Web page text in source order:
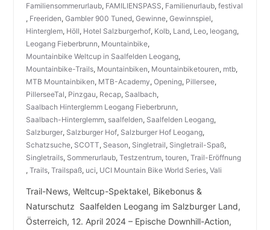
Familiensommerurlaub, FAMILIENSPASS, Familienurlaub, festival
, Freeriden, Gambler 900 Tuned, Gewinne, Gewinnspiel,
Hinterglem, Höll, Hotel Salzburgerhof, Kolb, Land, Leo, leogang,
Leogang Fieberbrunn, Mountainbike,
Mountainbike Weltcup in Saalfelden Leogang,
Mountainbike-Trails, Mountainbiken, Mountainbiketouren, mtb,
MTB Mountainbiken, MTB-Academy, Opening, Pillersee,
PillerseeTal, Pinzgau, Recap, Saalbach,
Saalbach Hinterglemm Leogang Fieberbrunn,
Saalbach-Hinterglemm, saalfelden, Saalfelden Leogang,
Salzburger, Salzburger Hof, Salzburger Hof Leogang,
Schatzsuche, SCOTT, Season, Singletrail, Singletrail-Spaß,
Singletrails, Sommerurlaub, Testzentrum, touren, Trail-Eröffnung
, Trails, Trailspaß, uci, UCI Mountain Bike World Series, Vali
Trail-News, Weltcup-Spektakel, Bikebonus &
Naturschutz Saalfelden Leogang im Salzburger Land,
Österreich, 12. April 2024 – Epische Downhill-Action,